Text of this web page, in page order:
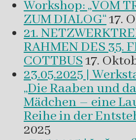
Workshop: „VOM
ZUM DIALOG“17.
21.
RAHMEN DES 35.
COTTBUS17.
23.05.2025 |
„Die Raaben und
Mädchen – eine
Reihe in der
2025